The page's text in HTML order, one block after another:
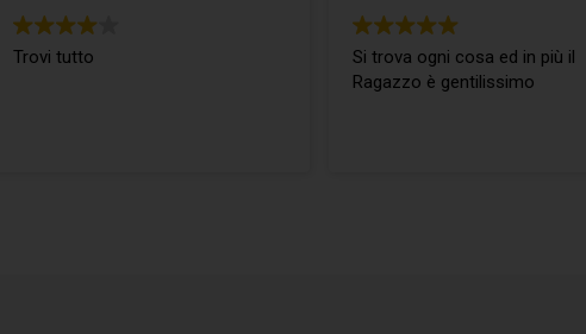
Trovi tutto
Si trova ogni cosa ed in più il
Ragazzo è gentilissimo